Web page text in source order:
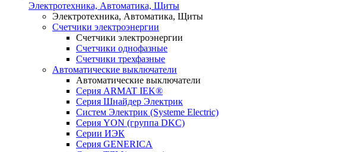
Электротехника, Автоматика, Щиты
Электротехника, Автоматика, Щиты
Счетчики электроэнергии
Счетчики электроэнергии
Счетчики однофазные
Счетчики трехфазные
Автоматические выключатели
Автоматические выключатели
Серия ARMAT IEK®
Серия Шнайдер Электрик
Систем Электрик (Systeme Electric)
Серия YON (группа DKC)
Серии ИЭК
Серия GENERICA